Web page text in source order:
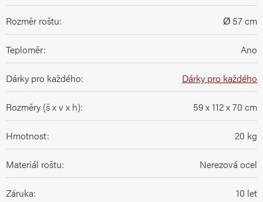
Rozměr roštu: Ø 57 cm
Teploměr: Ano
Dárky pro každého: Dárky pro každého
Rozměry (š x v x h): 59 x 112 x 70 cm
Hmotnost: 20 kg
Materiál roštu: Nerezová ocel
Záruka: 10 let